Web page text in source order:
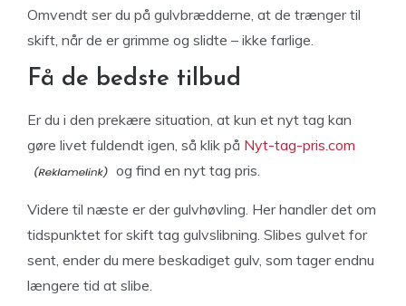
Omvendt ser du på gulvbrædderne, at de trænger til
skift, når de er grimme og slidte – ikke farlige.
Få de bedste tilbud
Er du i den prekære situation, at kun et nyt tag kan
gøre livet fuldendt igen, så klik på Nyt-tag-pris.com
og find en nyt tag pris.
Videre til næste er der gulvhøvling. Her handler det om
tidspunktet for skift tag gulvslibning. Slibes gulvet for
sent, ender du mere beskadiget gulv, som tager endnu
længere tid at slibe.